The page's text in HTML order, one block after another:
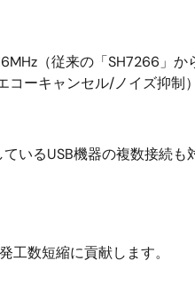
（従来の「SH7266」か
ーキャンセル/ノイズ抑制
いるUSB機器の複数接続も
数短縮に貢献します。